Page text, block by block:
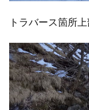
トラバース箇所上